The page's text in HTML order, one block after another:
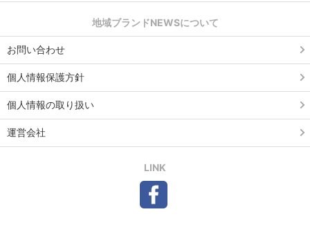
地域ブランドNEWSについて
お問い合わせ
個人情報保護方針
個人情報の取り扱い
運営会社
LINK